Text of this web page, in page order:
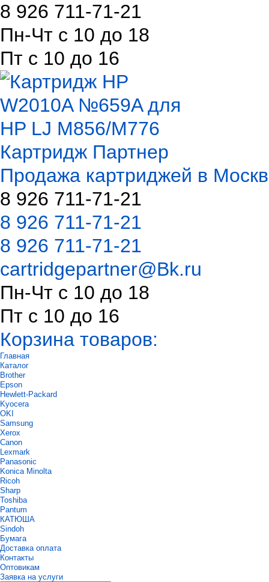
8 926 711-71-21
Пн-Чт с 10 до 18
Пт с 10 до 16
Картридж Партнер
Продажа картриджей в
8 926 711-71-21
8 926 711-71-21
8 926 711-71-21
cartridgepartner@Bk.ru
Пн-Чт с 10 до 18
Пт с 10 до 16
Корзина товаров:
Главная
Каталог
Brother
Epson
Hewlett-Packard
Kyocera
OKI
Samsung
Xerox
Canon
Lexmark
Panasonic
Konica Minolta
Ricoh
Sharp
Toshiba
Pantum
КАТЮША
Sindoh
Бумага
Доставка оплата
Контакты
Оптовикам
Заявка на услуги